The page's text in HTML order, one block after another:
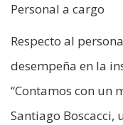
Personal a cargo
Respecto al
desempeña en la
“Contamos con un
Santiago Boscacci,